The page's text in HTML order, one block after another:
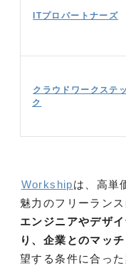
ITプロパートナーズ
クラウドワークステッ
ク
Workshipは、高単
魅力のフリーラン
エンジニアやデザ
り、企業とのマッ
望する条件に合っ